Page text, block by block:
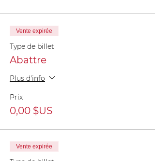
Vente expirée
Type de billet
Abattre
Plus d'info
Prix
0,00 $US
Vente expirée